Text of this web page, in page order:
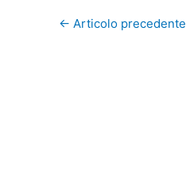
← Articolo precedente